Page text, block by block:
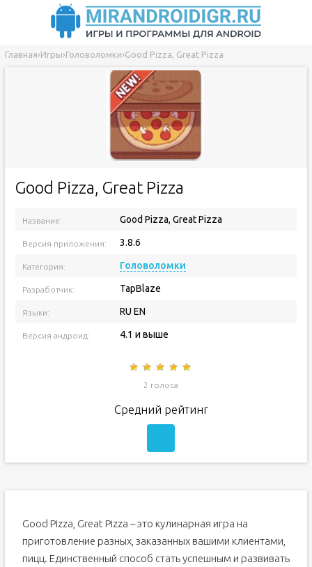
Главная›Игры›Головоломки›Good Pizza, Great Pizza
Good Pizza, Great Pizza
Название: Good Pizza, Great Pizza
Версия приложения: 3.8.6
Категория: Головоломки
Разработчик: TapBlaze
Языки: RU EN
Версия андроид: 4.1 и выше
2 голоса
Средний рейтинг
Good Pizza, Great Pizza – это кулинарная игра на
приготовление разных, заказанных вашими клиентами,
пицц. Единственный способ стать успешным и развивать